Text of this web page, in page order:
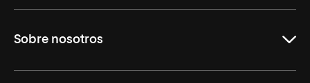
Maestrías
Educación Continuada
Sobre nosotros